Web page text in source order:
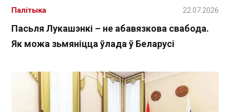
Пасьля Лукашэнкі – не абавязкова свабода.
Як можа зьмяніцца ўлада ў Беларусі
Палітыка 22.07.2026